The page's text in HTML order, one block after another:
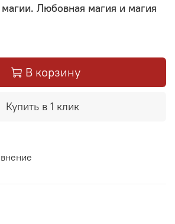
Любовная магия и магия
В корзину
Купить в 1 клик